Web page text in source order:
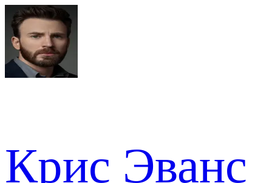
Крис Эванс